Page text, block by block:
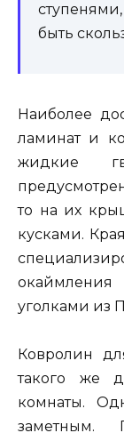
быть
Наиболее
ламинат и
жидкие
то на их
кусками.
уголками из
Ковролин
такого же
комнаты.
заметным.